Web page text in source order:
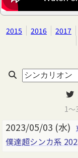
2015 2016 2017
1～
2023/05/03 (水)
僕達超シンカ系